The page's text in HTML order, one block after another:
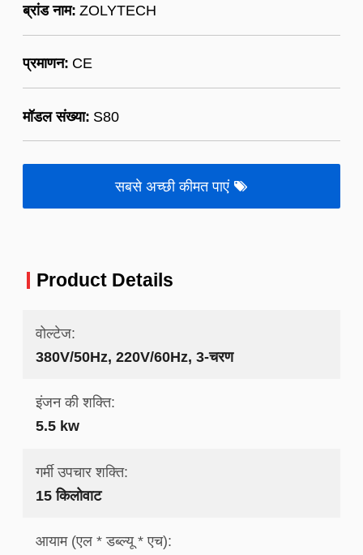
ब्रांड नाम: ZOLYTECH
प्रमाणन: CE
मॉडल संख्या: S80
सबसे अच्छी कीमत पाएं
Product Details
वोल्टेज:
380V/50Hz, 220V/60Hz, 3-चरण
इंजन की शक्ति:
5.5 kw
गर्मी उपचार शक्ति:
15 किलोवाट
आयाम (एल * डब्ल्यू * एच):